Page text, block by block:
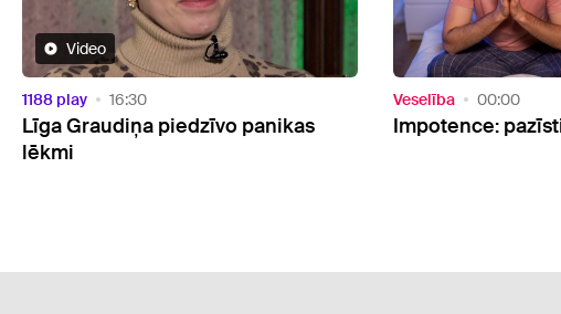
Video
1188 play 16:30
Līga Graudiņa piedzīvo panikas
lēkmi
Veselība 00:00
Impotence: